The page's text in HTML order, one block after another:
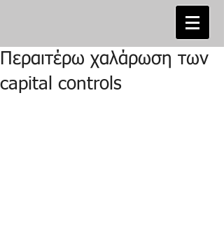
Περαιτέρω χαλάρωση των
capital controls